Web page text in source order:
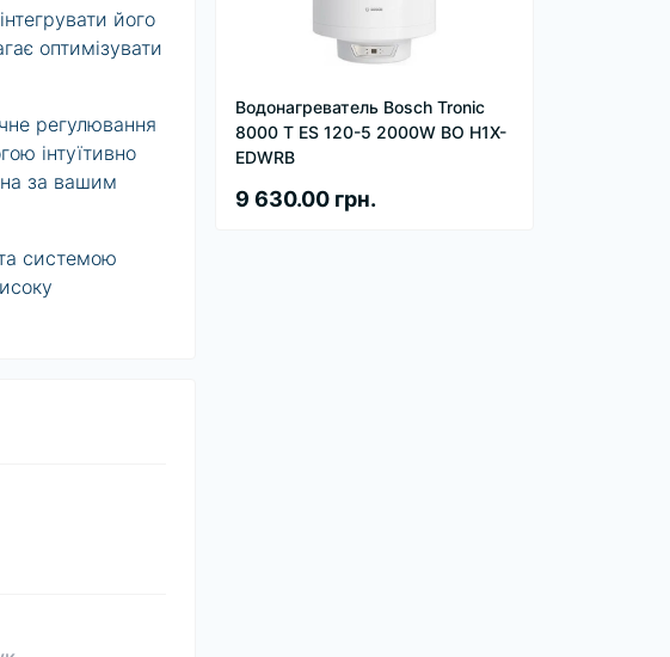
Водонагреватель Bosch Tronic
8000 T ES 120-5 2000W BO H1X-
EDWRB
9 630.00 грн.
його
оптимізувати
регулювання
інтуїтивно
за вашим
системою